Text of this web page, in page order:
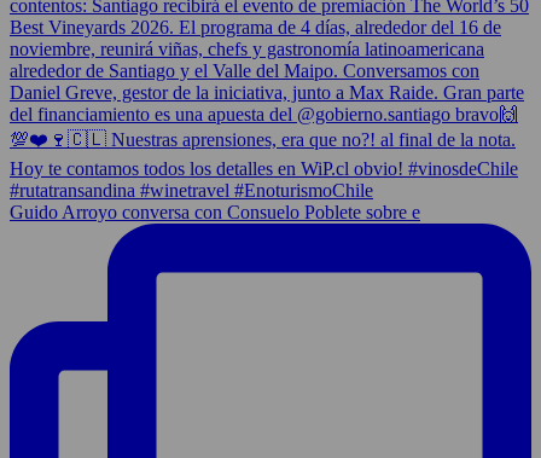
Guido Arroyo conversa con Consuelo Poblete sobre e